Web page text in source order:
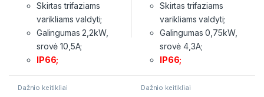
Skirtas trifaziams
varikliams valdyti;
Galingumas 2,2kW,
srovė 10,5A;
IP66;
Skirtas trifaziams
varikliams valdyti;
Galingumas 0,75kW,
srovė 4,3A;
IP66;
Dažnio keitikliai Dažnio keitikliai